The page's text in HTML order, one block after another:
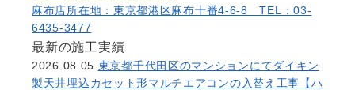
麻布店所在地：東京都港区麻布十番4-6-8 TEL：03-
6435-3477
最新の施工実績
2026.08.05 東京都千代田区のマンションにてダイキン
製天井埋込カセット形マルチエアコンの入替え工事【ハ